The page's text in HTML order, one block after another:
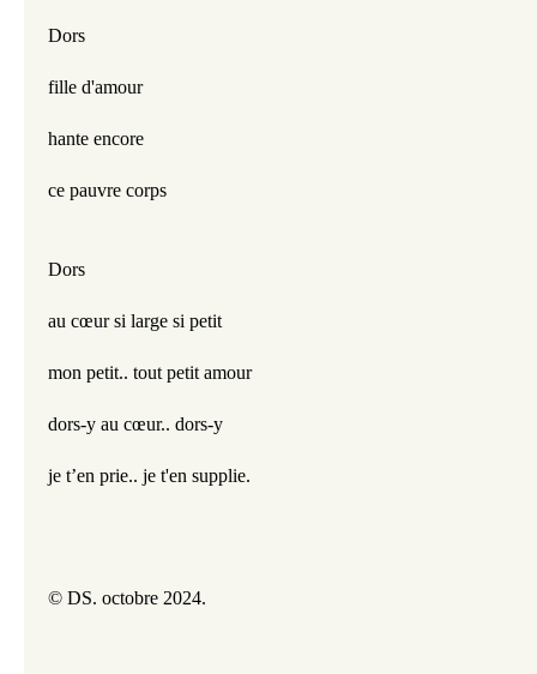
Dors
fille d'amour
hante encore
ce pauvre corps
Dors
au cœur si large si petit
mon petit.. tout petit amour
dors-y au cœur.. dors-y
je t’en prie.. je t'en supplie.
© DS. octobre 2024.